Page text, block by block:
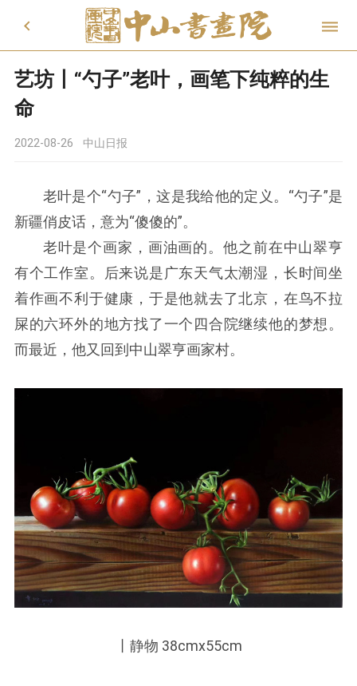
 
艺坊丨“勺子”老叶，画笔下纯粹的生
命
2022-08-26 中山日报
老叶是个“勺子”，这是我给他的定义。“勺子”是
新疆俏皮话，意为“傻傻的”。
老叶是个画家，画油画的。他之前在中山翠亨
有个工作室。后来说是广东天气太潮湿，长时间坐
着作画不利于健康，于是他就去了北京，在鸟不拉
屎的六环外的地方找了一个四合院继续他的梦想。
而最近，他又回到中山翠亨画家村。
丨静物 38cmx55cm